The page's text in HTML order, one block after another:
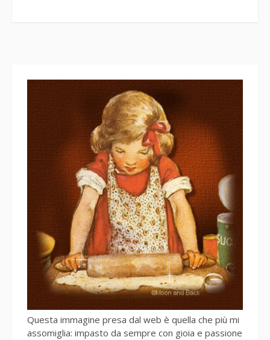
Questa immagine presa dal web è quella che più mi
assomiglia: impasto da sempre con gioia e passione